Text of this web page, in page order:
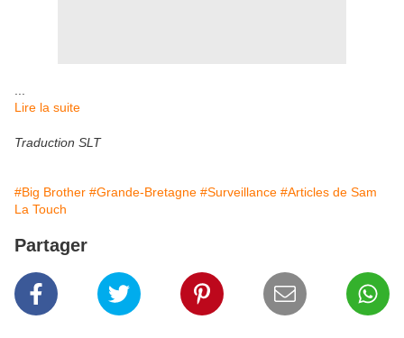
Lire la suite
Traduction SLT
#Big Brother #Grande-Bretagne #Surveillance #Articles de Sam
La Touch
Partager